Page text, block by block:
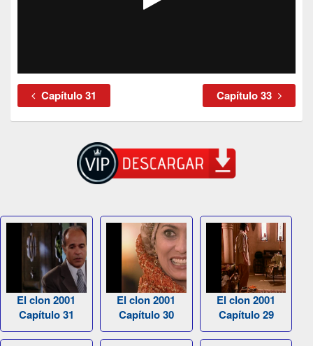
Capítulo 31 Capítulo 33
El clon 2001
Capítulo 31
El clon 2001
Capítulo 30
El clon 2001
Capítulo 29